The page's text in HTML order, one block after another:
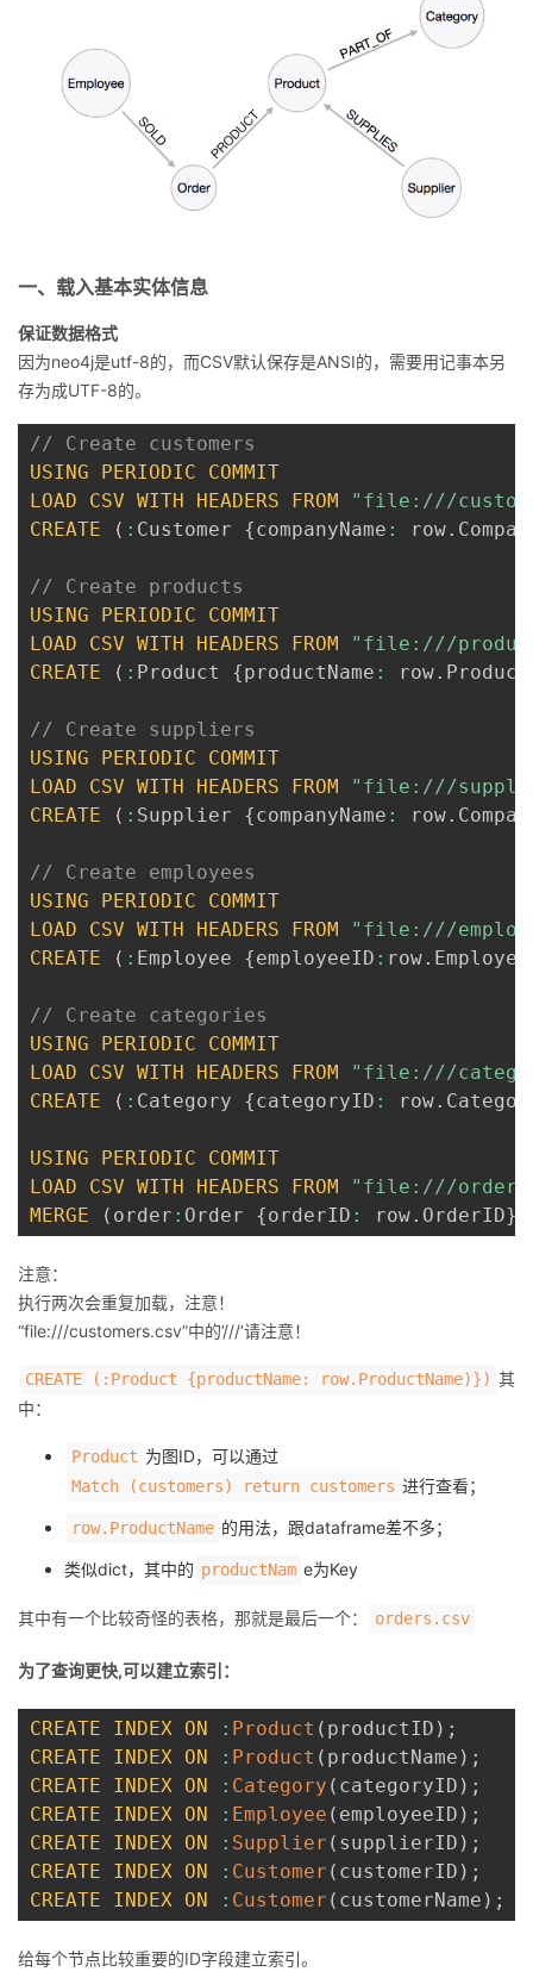
一、载入基本实体信息
保证数据格式
因为neo4j是utf-8的，而CSV默认保存是ANSI的，需要用记事本另
存为成UTF-8的。
// Create customers
USING
PERIODIC
COMMIT
LOAD
CSV WITH HEADERS FROM
"file:///
CREATE
( : Customer {companyName : row.
// Create products
USING
PERIODIC
COMMIT
LOAD
CSV WITH HEADERS FROM
"file:///
CREATE
( : Product {productName : row.
// Create suppliers
USING
PERIODIC
COMMIT
LOAD
CSV WITH HEADERS FROM
"file:///
CREATE
( : Supplier {companyName : row.
// Create employees
USING
PERIODIC
COMMIT
LOAD
CSV WITH HEADERS FROM
"file:///
CREATE
( : Employee {employeeID : row.
// Create categories
USING
PERIODIC
COMMIT
LOAD
CSV WITH HEADERS FROM
"file:///
CREATE
( : Category {categoryID : row.
USING PERIODIC
COMMIT
LOAD
CSV WITH HEADERS FROM
"file:///
MERGE
( order : Order {orderID : row. OrderID}
注意：
执行两次会重复加载，注意！
“file:///customers.csv”中的’///’请注意！
CREATE (:Product {productName: row.ProductName)}) 其
中：
Product 为图ID，可以通过
Match (customers) return customers 进行查看；
row.ProductName 的用法，跟dataframe差不多；
类似dict，其中的 productNam e为Key
其中有一个比较奇怪的表格，那就是最后一个： orders.csv
为了查询更快,可以建立索引：
CREATE INDEX ON : Product ( productID ) ;
CREATE
INDEX ON : Product ( productName ) ;
CREATE
INDEX ON : Category ( categoryID ) ;
CREATE
INDEX ON : Employee ( employeeID ) ;
CREATE
INDEX ON : Supplier ( supplierID ) ;
CREATE
INDEX ON : Customer ( customerID ) ;
CREATE
INDEX ON : Customer ( customerName ) ;
给每个节点比较重要的ID字段建立索引。